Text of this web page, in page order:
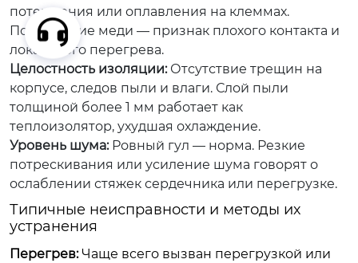
потемнения или оплавления на клеммах.
Потемнение меди — признак плохого контакта и
локального перегрева.
Целостность изоляции:Отсутствие трещин на
корпусе, следов пыли и влаги. Слой пыли
толщиной более 1 мм работает как
теплоизолятор, ухудшая охлаждение.
Уровень шума:Ровный гул — норма. Резкие
потрескивания или усиление шума говорят о
ослаблении стяжек сердечника или перегрузке.
Типичные неисправности и методы их
устранения
Перегрев:Чаще всего вызван перегрузкой или